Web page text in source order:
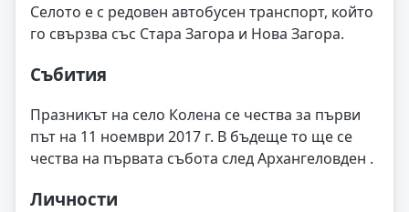
Селото е с редовен автобусен транспорт, който
го свързва със Стара Загора и Нова Загора.
Събития
Празникът на село Колена се чества за първи
път на 11 ноември 2017 г. В бъдеще то ще се
чества на първата събота след Архангеловден .
Личности